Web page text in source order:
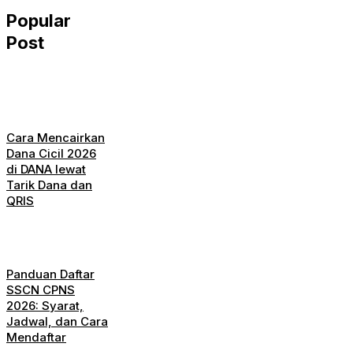
Popular
Post
Cara Mencairkan
Dana Cicil 2026
di DANA lewat
Tarik Dana dan
QRIS
Panduan Daftar
SSCN CPNS
2026: Syarat,
Jadwal, dan Cara
Mendaftar